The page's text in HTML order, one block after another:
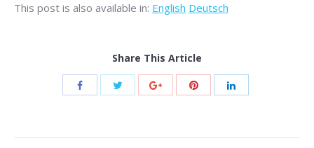
This post is also available in: English Deutsch
Share This Article